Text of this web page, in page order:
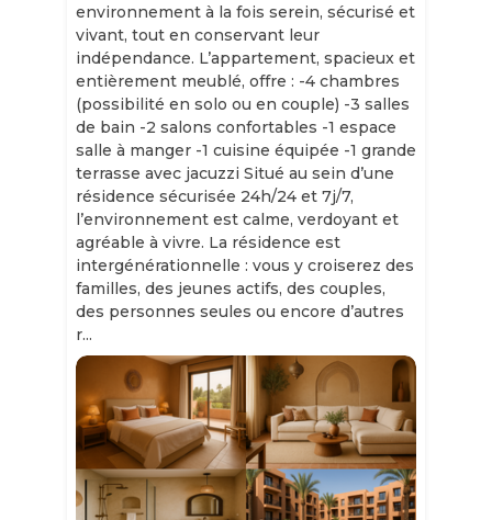
environnement à la fois serein, sécurisé et
vivant, tout en conservant leur
indépendance. L’appartement, spacieux et
entièrement meublé, offre : -4 chambres
(possibilité en solo ou en couple) -3 salles
de bain -2 salons confortables -1 espace
salle à manger -1 cuisine équipée -1 grande
terrasse avec jacuzzi Situé au sein d’une
résidence sécurisée 24h/24 et 7j/7,
l’environnement est calme, verdoyant et
agréable à vivre. La résidence est
intergénérationnelle : vous y croiserez des
familles, des jeunes actifs, des couples,
des personnes seules ou encore d’autres
r...
Slide 1 of 11